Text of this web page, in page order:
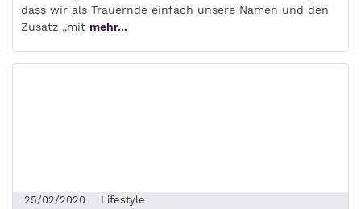
dass wir als Trauernde einfach unsere Namen und den
Zusatz „mit mehr...
25/02/2020 Lifestyle